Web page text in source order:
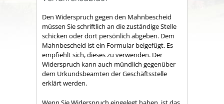
Den Widerspruch gegen den Mahnbescheid
müssen Sie schriftlich an die zuständige Stelle
schicken oder dort persönlich abgeben. Dem
Mahnbescheid ist ein Formular beigefügt. Es
empfiehlt sich, dieses zu verwenden. Der
Widerspruch kann auch mündlich gegenüber
dem Urkundsbeamten der Geschäftsstelle
erklärt werden.